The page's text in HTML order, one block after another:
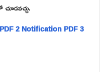
2Notification PDF 3